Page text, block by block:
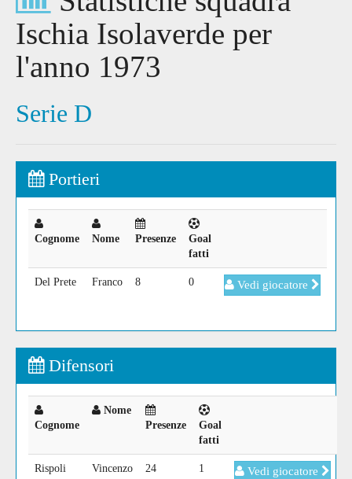
Ischia Isolaverde per
l'anno 1973
Serie D
Portieri
Cognome Nome Presenze
Goal
fatti
Del Prete Franco 8 0 Vedi giocatore
Difensori
Cognome
Nome
Presenze
Goal
fatti
Rispoli Vincenzo 24 1 Vedi giocatore